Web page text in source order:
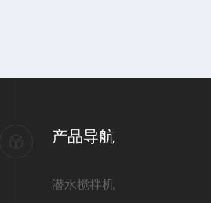
产品导航
潜水搅拌机